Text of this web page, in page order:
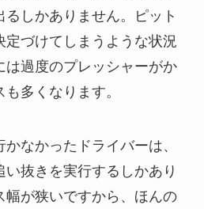
しかありません。ピット
定づけてしまうような状況
は過度のプレッシャーがか
多くなります。
なかったドライバーは、
抜きを実行するしかあり
幅が狭いですから、ほんの